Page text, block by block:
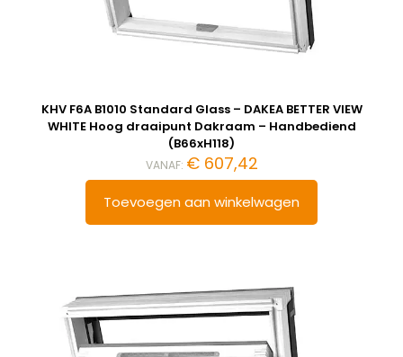
KHV F6A B1010 Standard Glass – DAKEA BETTER VIEW
WHITE Hoog draaipunt Dakraam – Handbediend
(B66xH118)
VANAF: €607,42
Toevoegen aan winkelwagen